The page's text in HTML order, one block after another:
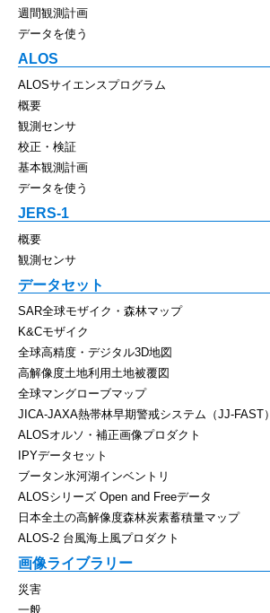
週間観測計画
データを使う
ALOS
ALOSサイエンスプログラム
概要
観測センサ
校正・検証
基本観測計画
データを使う
JERS-1
概要
観測センサ
データセット
SAR全球モザイク・森林マップ
K&Cモザイク
全球高精度・デジタル3D地図
高解像度土地利用土地被覆図
全球マングローブマップ
JICA-JAXA熱帯林早期警戒システム（JJ-FAST）
ALOSオルソ・補正画像プロダクト
IPYデータセット
ブータン氷河湖インベントリ
ALOSシリーズ Open and Freeデータ
日本全土の高解像度森林炭素蓄積量マップ
ALOS-2 台風海上風プロダクト
画像ライブラリー
災害
一般